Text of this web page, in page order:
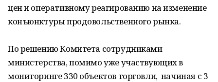
цен и оперативному реагированию на изменение
конъюнктуры продовольственного рынка.
По решению Комитета сотрудниками
министерства, помимо уже участвующих в
мониторинге 330 объектов торговли, начиная с 3